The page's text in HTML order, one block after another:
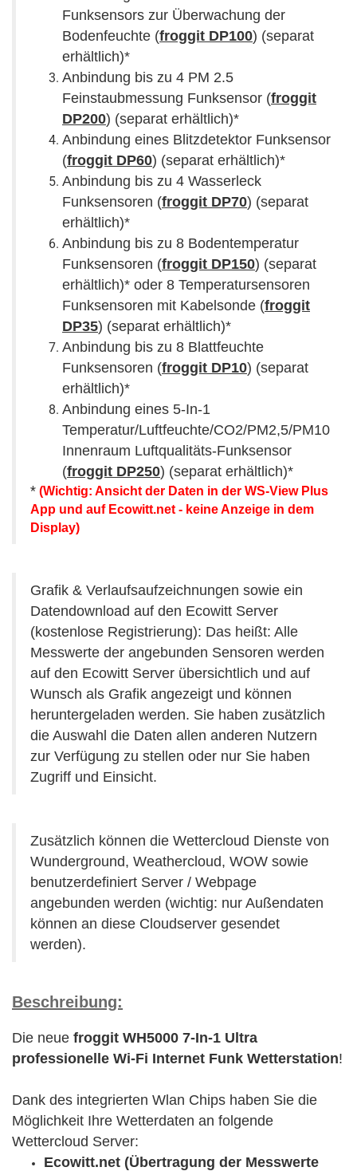
Funksensors zur Überwachung der
Bodenfeuchte (froggit DP100) (separat
erhältlich)*
Anbindung bis zu 4 PM 2.5
Feinstaubmessung Funksensor (froggit
DP200) (separat erhältlich)*
Anbindung eines Blitzdetektor Funksensor
(froggit DP60) (separat erhältlich)*
Anbindung bis zu 4 Wasserleck
Funksensoren (froggit DP70) (separat
erhältlich)*
Anbindung bis zu 8 Bodentemperatur
Funksensoren (froggit DP150) (separat
erhältlich)* oder 8 Temperatursensoren
Funksensoren mit Kabelsonde (froggit
DP35) (separat erhältlich)*
Anbindung bis zu 8 Blattfeuchte
Funksensoren (froggit DP10) (separat
erhältlich)*
Anbindung eines 5-In-1
Temperatur/Luftfeuchte/CO2/PM2,5/PM10
Innenraum Luftqualitäts-Funksensor
(froggit DP250) (separat erhältlich)*
* (Wichtig: Ansicht der Daten in der WS-View Plus
App und auf Ecowitt.net - keine Anzeige in dem
Display)
Grafik & Verlaufsaufzeichnungen sowie ein
Datendownload auf den Ecowitt Server
(kostenlose Registrierung): Das heißt: Alle
Messwerte der angebunden Sensoren werden
auf den Ecowitt Server übersichtlich und auf
Wunsch als Grafik angezeigt und können
heruntergeladen werden. Sie haben zusätzlich
die Auswahl die Daten allen anderen Nutzern
zur Verfügung zu stellen oder nur Sie haben
Zugriff und Einsicht.
Zusätzlich können die Wettercloud Dienste von
Wunderground, Weathercloud, WOW sowie
benutzerdefiniert Server / Webpage
angebunden werden (wichtig: nur Außendaten
können an diese Cloudserver gesendet
werden).
Beschreibung:
Die neue froggit WH5000 7-In-1 Ultra
professionelle Wi-Fi Internet Funk Wetterstation!
Dank des integrierten Wlan Chips haben Sie die
Möglichkeit Ihre Wetterdaten an folgende
Wettercloud Server:
Ecowitt.net (Übertragung der Messwerte